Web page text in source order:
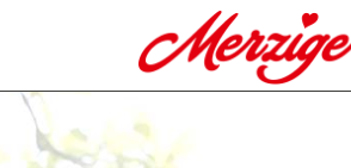
20. August 2018